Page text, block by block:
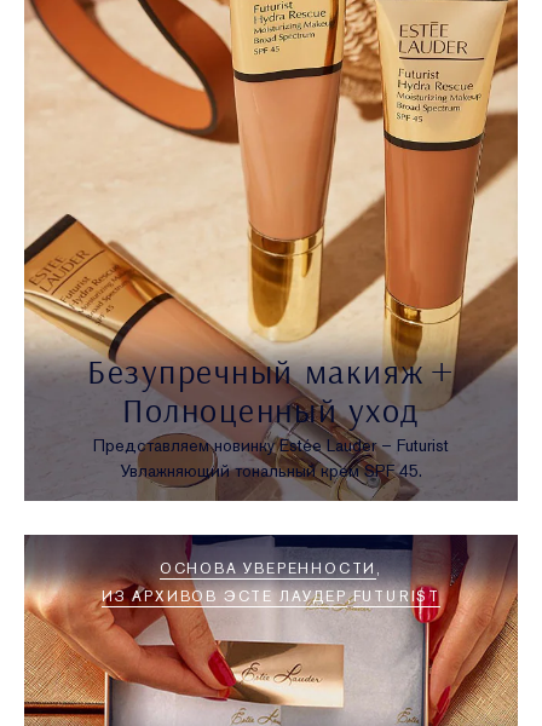
Безупречный макияж +
Полноценный уход
Представляем новинку Estée Lauder – Futurist
Увлажняющий тональный крем SPF 45.
ОСНОВА УВЕРЕННОСТИ
ИЗ АРХИВОВ ЭСТЕ ЛАУДЕР FUTURIST